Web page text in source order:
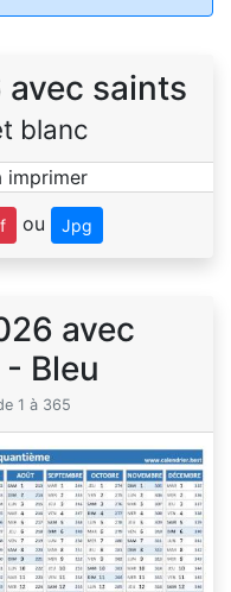
saints
blanc
ou Jpg
avec
Bleu
1 à 365